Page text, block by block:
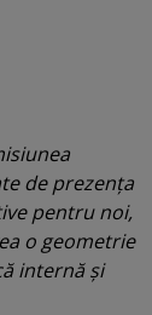
de prezenţa
pentru noi,
o geometrie
internă şi